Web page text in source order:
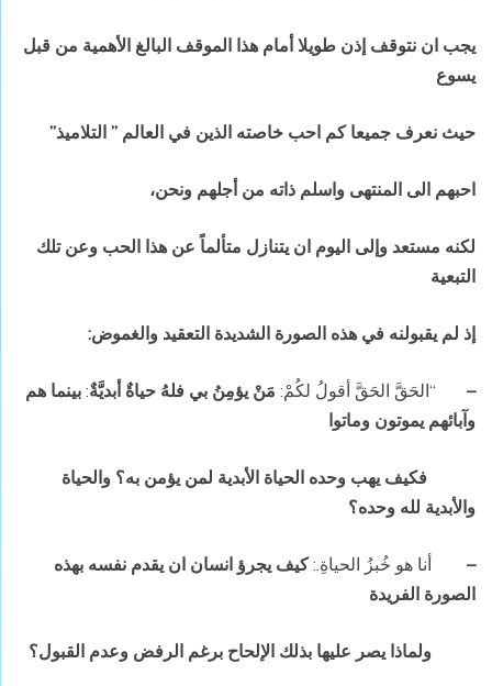
يجب ان نتوقف إذن طويلا أمام هذا الموقف البالغ الأهمية من قبل
يسوع
حيث نعرف جميعا كم احب خاصته الذين في العالم ” التلاميذ”
احبهم الى المنتهى واسلم ذاته من أجلهم ونحن،
لكنه مستعد وإلى اليوم ان يتنازل متألماً عن هذا الحب وعن تلك
التبعية
إذ لم يقبولنه في هذه الصورة الشديدة التعقيد والغموض:
– “الحَقَّ الحَقَّ أقولُ لكُمْ: مَنْ يؤمِنُ بي فلهُ حياةٌ أبديَّةٌ: بينما هم
وآبائهم يموتون وماتوا
فكيف يهب وحده الحياة الأبدية لمن يؤمن به؟ والحياة
والأبدية لله وحده؟
– أنا هو خُبزُ الحياةِ.:كيف يجرؤ انسان ان يقدم نفسه بهذه
الصورة الفريدة
ولماذا يصر عليها بذلك الإلحاح برغم الرفض وعدم القبول؟